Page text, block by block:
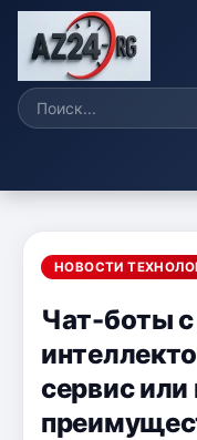
НОВОСТИ
Чат-боты
сервис или